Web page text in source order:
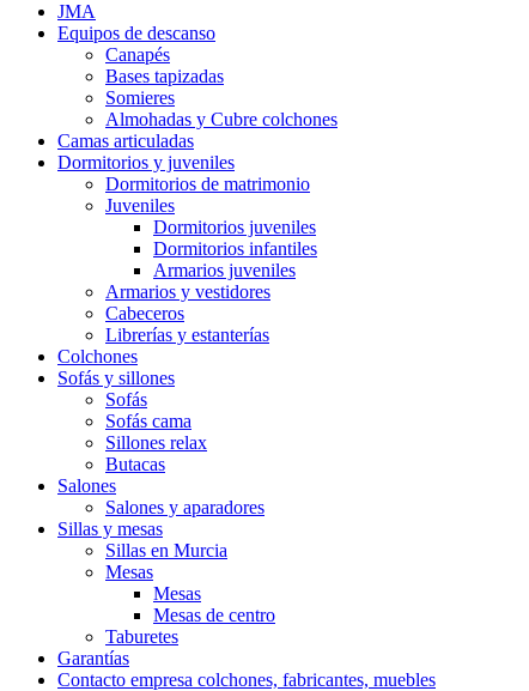
JMA
Equipos de descanso
Canapés
Bases tapizadas
Somieres
Almohadas y Cubre colchones
Camas articuladas
Dormitorios y juveniles
Dormitorios de matrimonio
Juveniles
Dormitorios juveniles
Dormitorios infantiles
Armarios juveniles
Armarios y vestidores
Cabeceros
Librerías y estanterías
Colchones
Sofás y sillones
Sofás
Sofás cama
Sillones relax
Butacas
Salones
Salones y aparadores
Sillas y mesas
Sillas en Murcia
Mesas
Mesas
Mesas de centro
Taburetes
Garantías
Contacto empresa colchones, fabricantes, muebles